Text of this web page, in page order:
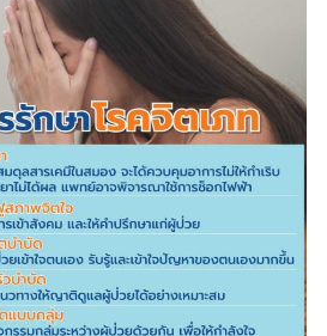
นัดหมายแพทย์
02-589-1889